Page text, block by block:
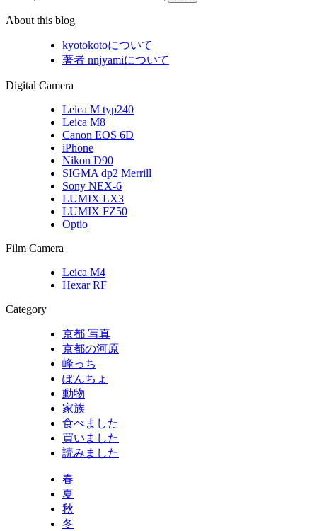
About this blog
kyotokotoについて
著者 nnjyamiについて
Digital Camera
Leica M typ240
Leica M8
Canon EOS 6D
iPhone
Nikon D90
SIGMA dp2 Merrill
Sony NEX-6
LUMIX LX3
LUMIX FZ50
Optio
Film Camera
Leica M4
Hexar RF
Category
京都 写真
京都の河原
峰っち
ぽんちょ
動物
家族
食べました
買いました
読みました
春
夏
秋
冬